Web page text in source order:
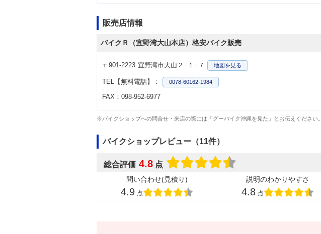
販売店情報
バイクＲ（宜野湾大山本店）格安バイク販売
〒901-2223 宜野湾市大山２−１−７ 地図を見る
TEL【無料電話】： 0078-60162-1984
FAX：098-952-6977
※バイクショップへの問合せ・来店の際には「グーバイク沖縄を見た」とお伝えください。
バイクショップレビュー（11件）
総合評価 4.8 点
問い合わせ(見積り)
4.9 点
説明のわかりやすさ
4.8 点